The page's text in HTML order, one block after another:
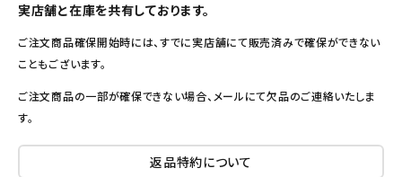
実店舗と在庫を共有しております。
ご注文商品確保開始時には、すでに実店舗にて販売済みで確保ができない
こともございます。
ご注文商品の一部が確保できない場合、メールにて欠品のご連絡いたしま
す。
返品特約について